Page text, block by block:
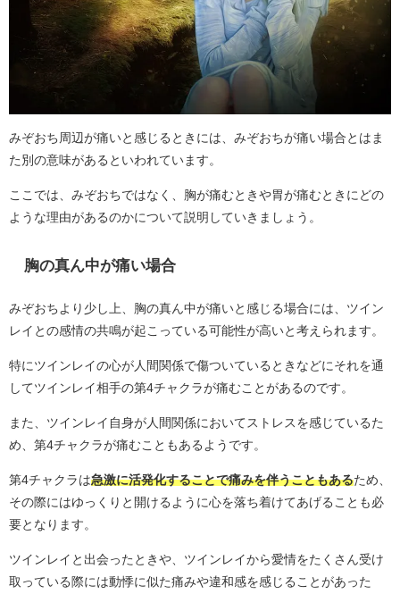
みぞおち周辺が痛いと感じるときには、みぞおちが痛い場合とはま
た別の意味があるといわれています。
ここでは、みぞおちではなく、胸が痛むときや胃が痛むときにどの
ような理由があるのかについて説明していきましょう。
胸の真ん中が痛い場合
みぞおちより少し上、胸の真ん中が痛いと感じる場合には、ツイン
レイとの感情の共鳴が起こっている可能性が高いと考えられます。
特にツインレイの心が人間関係で傷ついているときなどにそれを通
してツインレイ相手の第4チャクラが痛むことがあるのです。
また、ツインレイ自身が人間関係においてストレスを感じているた
め、第4チャクラが痛むこともあるようです。
第4チャクラは急激に活発化することで痛みを伴うこともあるため、
その際にはゆっくりと開けるように心を落ち着けてあげることも必
要となります。
ツインレイと出会ったときや、ツインレイから愛情をたくさん受け
取っている際には動悸に似た痛みや違和感を感じることがあった